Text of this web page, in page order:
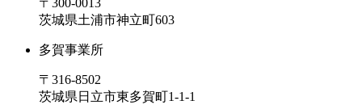
茨城県土浦市神立町603
多賀事業所
〒316-8502
茨城県日立市東多賀町1-1-1